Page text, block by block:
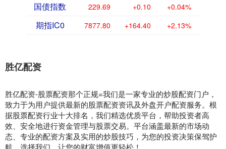
国债指数 229.69 +0.10 +0.04%
期指IC0 7877.80 +164.40 +2.13%
胜亿配资
胜亿配资-股票配资那个正规=我们是一家专业的炒股配资门户，
致力于为用户提供最新的股票配资资讯及外盘开户配资服务。根
据股票配资行业十大排名，我们精选优质平台，帮助投资者高
效、安全地进行资金管理与股票交易。平台涵盖最新的市场动
态、专业的配资方案及实用的炒股技巧，为您的投资决策保驾护